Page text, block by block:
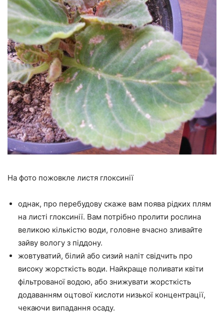
На фото пожовкле листя глоксинії
однак, про перебудову скаже вам поява рідких плям
на листі глоксинії. Вам потрібно пролити рослина
великою кількістю води, головне вчасно зливайте
зайву вологу з піддону.
жовтуватий, білий або сизий наліт свідчить про
високу жорсткість води. Найкраще поливати квіти
фільтрованої водою, або знижувати жорсткість
додаванням оцтової кислоти низької концентрації,
чекаючи випадання осаду.